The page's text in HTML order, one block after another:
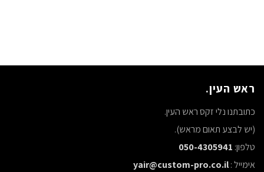
ראש העין.
כתובתנו נלי זקס ראש העין.
(יש לבצע תאום מראש).
טלפון: 050-4305941
אימייל :yair@custom-pro.co.il